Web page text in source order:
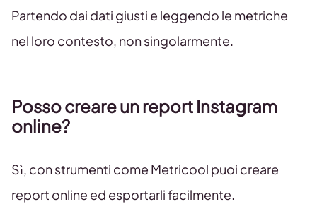
Partendo dai dati giusti e leggendo le metriche
nel loro contesto, non singolarmente.
Posso creare un report Instagram
online?
Sì, con strumenti come Metricool puoi creare
report online ed esportarli facilmente.